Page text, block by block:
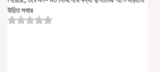
উচিত সবার
Rated NaN out of 5 stars.